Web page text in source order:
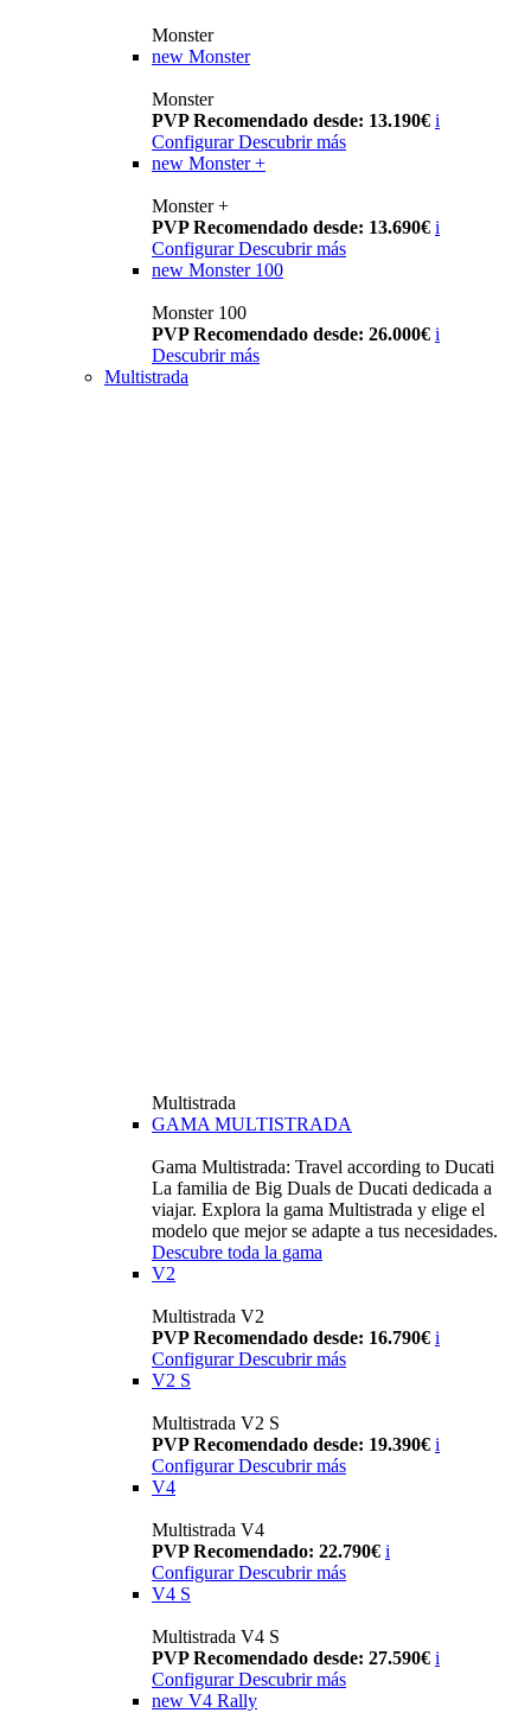
Monster
new Monster
Monster
PVP Recomendado desde: 13.190€ i
Configurar Descubrir más
new Monster +
Monster +
PVP Recomendado desde: 13.690€ i
Configurar Descubrir más
new Monster 100
Monster 100
PVP Recomendado desde: 26.000€ i
Descubrir más
Multistrada
Multistrada
GAMA MULTISTRADA
Gama Multistrada: Travel according to Ducati
La familia de Big Duals de Ducati dedicada a
viajar. Explora la gama Multistrada y elige el
modelo que mejor se adapte a tus necesidades.
Descubre toda la gama
V2
Multistrada V2
PVP Recomendado desde: 16.790€ i
Configurar Descubrir más
V2 S
Multistrada V2 S
PVP Recomendado desde: 19.390€ i
Configurar Descubrir más
V4
Multistrada V4
PVP Recomendado: 22.790€ i
Configurar Descubrir más
V4 S
Multistrada V4 S
PVP Recomendado desde: 27.590€ i
Configurar Descubrir más
new V4 Rally